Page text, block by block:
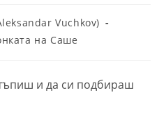
Vuchkov)
на Саше
и да си подбираш